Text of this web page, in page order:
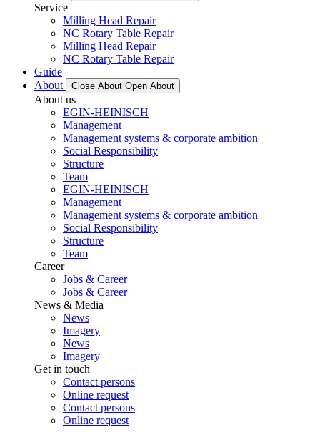
Service
Milling Head Repair
NC Rotary Table Repair
Milling Head Repair
NC Rotary Table Repair
Guide
About
Close About Open About
About us
EGIN-HEINISCH
Management
Management systems & corporate ambition
Social Responsibility
Structure
Team
EGIN-HEINISCH
Management
Management systems & corporate ambition
Social Responsibility
Structure
Team
Career
Jobs & Career
Jobs & Career
News & Media
News
Imagery
News
Imagery
Get in touch
Contact persons
Online request
Contact persons
Online request